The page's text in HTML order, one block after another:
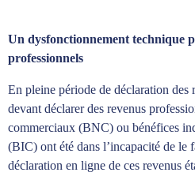
Un dysfonctionnement technique
professionnels
En pleine période de déclaration des
devant déclarer des revenus
commerciaux (BNC) ou bénéfices
(BIC) ont été dans l’incapacité de le
déclaration en ligne de ces revenus